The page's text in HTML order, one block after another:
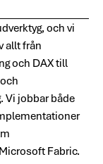
och vi
allt från
och DAX till
Vi jobbar både
Fabric.